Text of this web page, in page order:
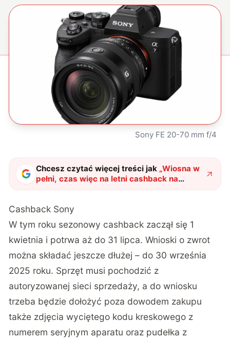
Sony FE 20-70 mm f/4
Chcesz czytać więcej treści jak „Wiosna w
pełni, czas więc na letni cashback na
aparaty i obiektywy Sony"?
Cashback Sony
W tym roku sezonowy cashback zaczął się 1
kwietnia i potrwa aż do 31 lipca. Wnioski o zwrot
można składać jeszcze dłużej – do 30 września
2025 roku. Sprzęt musi pochodzić z
autoryzowanej sieci sprzedaży, a do wniosku
trzeba będzie dołożyć poza dowodem zakupu
także zdjęcia wyciętego kodu kreskowego z
numerem seryjnym aparatu oraz pudełka z